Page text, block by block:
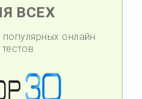
ВСЕХ
онлайн
тестов